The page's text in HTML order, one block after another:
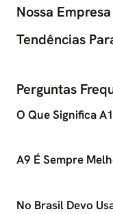
Nossa
Tendências
Perguntas
O Que Significa
A9 É Sempre
No Brasil Devo